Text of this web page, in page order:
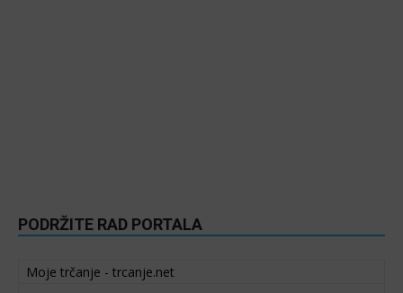
PODRŽITE RAD PORTALA
Moje trčanje - trcanje.net